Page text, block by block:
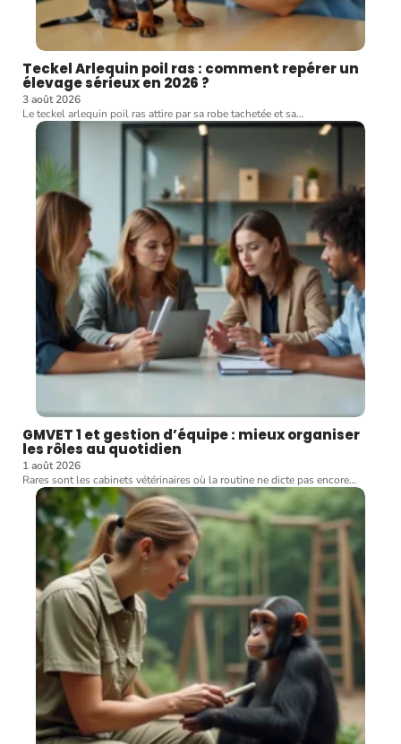
Teckel Arlequin poil ras : comment repérer un
élevage sérieux en 2026 ?
3 août 2026
Le teckel arlequin poil ras attire par sa robe tachetée et sa…
GMVET 1 et gestion d’équipe : mieux organiser
les rôles au quotidien
1 août 2026
Rares sont les cabinets vétérinaires où la routine ne dicte pas encore…